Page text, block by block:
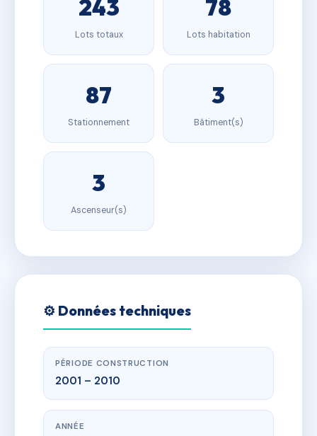
243
Lots totaux
78
Lots habitation
87
Stationnement
3
Bâtiment(s)
3
Ascenseur(s)
⚙️ Données techniques
PÉRIODE CONSTRUCTION
2001 – 2010
ANNÉE